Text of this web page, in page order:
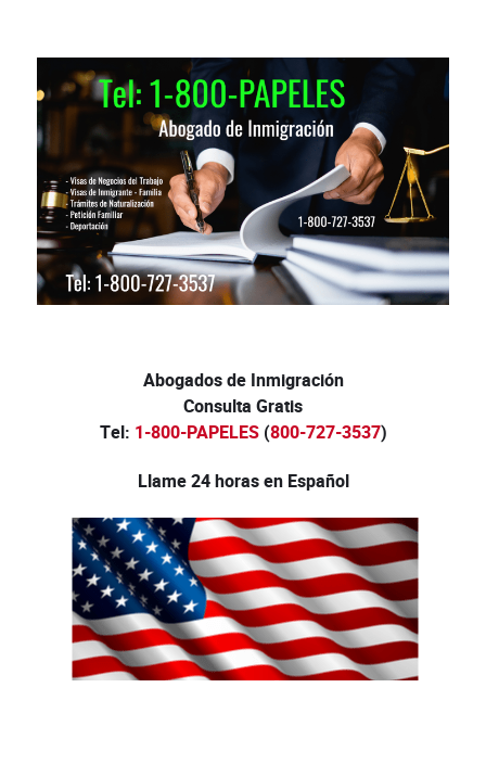
Abogados de Inmigración
Consulta Gratis
Tel: 1-800-PAPELES(800-727-3537)
Llame 24 horas en Español